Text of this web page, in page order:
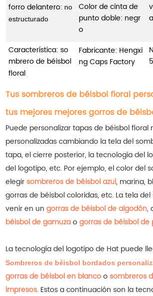
forro delantero: no
estructurado
Color de cinta de
punto doble: negr
o
a
Característica: so
mbrero de béisbol
floral
Fabricante: Hengxi
ng Caps Factory
5
Tus sombreros de béisbol floral
tus mejores mejores gorros de
Puede personalizar tapas de béisbol floral
personalizadas cambiando la tela del
tapa, el cierre posterior, la tecnología del
del logotipo, etc. Por ejemplo, el color del
elegir sombreros de béisbol azul, marina,
gorras de béisbol coloridas, etc. La tela
venir en ungorras de béisbol de algodón,
béisbol de gamuzaogorras de béisbol de
La tecnología del logotipo de Hat puede
Sombreros de béisbol bordados
gorras de béisbol en blancoo sombreros
impresos. Estos a continuación son la